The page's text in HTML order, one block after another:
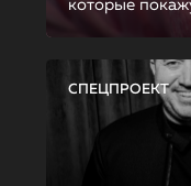
которые
СПЕЦПРОЕКТ